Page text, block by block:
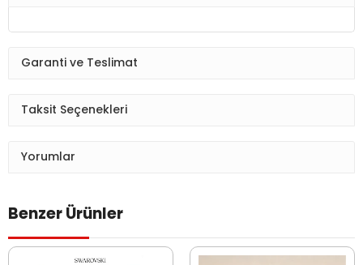
Garanti ve Teslimat
Taksit Seçenekleri
Yorumlar
Benzer Ürünler